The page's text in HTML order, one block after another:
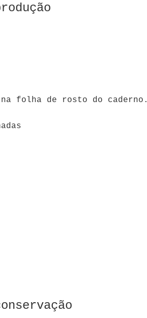
folha de rosto do caderno.